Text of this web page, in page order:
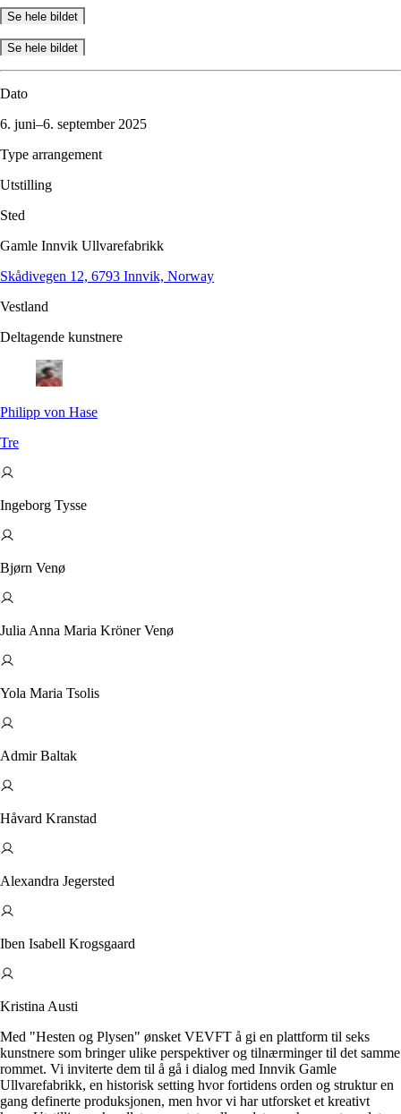
Se hele bildet
Se hele bildet
Dato
6. juni–6. september 2025
Type arrangement
Utstilling
Sted
Gamle Innvik Ullvarefabrikk
Skådivegen 12, 6793 Innvik, Norway
Vestland
Deltagende kunstnere
Philipp von Hase
Tre
Ingeborg Tysse
Bjørn Venø
Julia Anna Maria Kröner Venø
Yola Maria Tsolis
Admir Baltak
Håvard Kranstad
Alexandra Jegersted
Iben Isabell Krogsgaard
Kristina Austi
Med "Hesten og Plysen" ønsket VEVFT å gi en plattform til seks
kunstnere som bringer ulike perspektiver og tilnærminger til det samme
rommet. Vi inviterte dem til å gå i dialog med Innvik Gamle
Ullvarefabrikk, en historisk setting hvor fortidens orden og struktur en
gang definerte produksjonen, men hvor vi har utforsket et kreativt